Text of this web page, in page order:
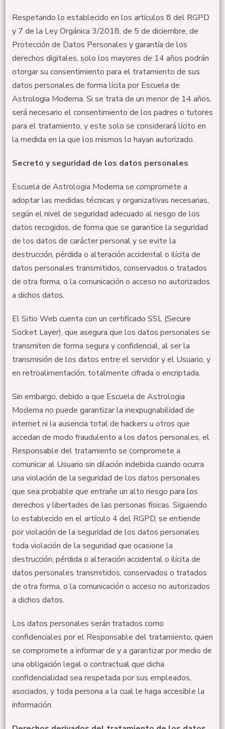
Respetando lo establecido en los artículos 8 del RGPD
y 7 de la Ley Orgánica 3/2018, de 5 de diciembre, de
Protección de Datos Personales y garantía de los
derechos digitales, solo los mayores de 14 años podrán
otorgar su consentimiento para el tratamiento de sus
datos personales de forma lícita por Escuela de
Astrologia Moderna. Si se trata de un menor de 14 años,
será necesario el consentimiento de los padres o tutores
para el tratamiento, y este solo se considerará lícito en
la medida en la que los mismos lo hayan autorizado.
Secreto y seguridad de los datos personales
Escuela de Astrologia Moderna se compromete a
adoptar las medidas técnicas y organizativas necesarias,
según el nivel de seguridad adecuado al riesgo de los
datos recogidos, de forma que se garantice la seguridad
de los datos de carácter personal y se evite la
destrucción, pérdida o alteración accidental o ilícita de
datos personales transmitidos, conservados o tratados
de otra forma, o la comunicación o acceso no autorizados
a dichos datos.
El Sitio Web cuenta con un certificado SSL (Secure
Socket Layer), que asegura que los datos personales se
transmiten de forma segura y confidencial, al ser la
transmisión de los datos entre el servidor y el Usuario, y
en retroalimentación, totalmente cifrada o encriptada.
Sin embargo, debido a que Escuela de Astrologia
Moderna no puede garantizar la inexpugnabilidad de
internet ni la ausencia total de hackers u otros que
accedan de modo fraudulento a los datos personales, el
Responsable del tratamiento se compromete a
comunicar al Usuario sin dilación indebida cuando ocurra
una violación de la seguridad de los datos personales
que sea probable que entrañe un alto riesgo para los
derechos y libertades de las personas físicas. Siguiendo
lo establecido en el artículo 4 del RGPD, se entiende
por violación de la seguridad de los datos personales
toda violación de la seguridad que ocasione la
destrucción, pérdida o alteración accidental o ilícita de
datos personales transmitidos, conservados o tratados
de otra forma, o la comunicación o acceso no autorizados
a dichos datos.
Los datos personales serán tratados como
confidenciales por el Responsable del tratamiento, quien
se compromete a informar de y a garantizar por medio de
una obligación legal o contractual que dicha
confidencialidad sea respetada por sus empleados,
asociados, y toda persona a la cual le haga accesible la
información.